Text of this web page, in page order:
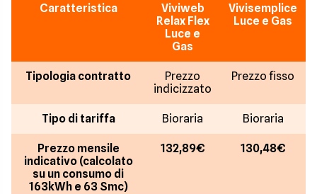
Caratteristica
Viviweb
Relax Flex
Luce e
Gas
Vivisemplice
Luce e Gas
Tipologia contratto
Prezzo
indicizzato
Prezzo fisso
Tipo di tariffa Bioraria Bioraria
Prezzo mensile
indicativo (calcolato
su un consumo di
163kWh e 63 Smc)
132,89€ 130,48€